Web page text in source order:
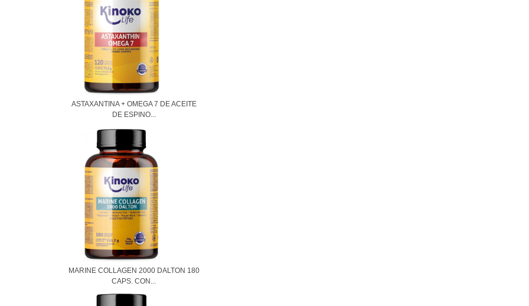
ASTAXANTINA + OMEGA 7 DE ACEITE
DE ESPINO...
MARINE COLLAGEN 2000 DALTON 180
CAPS. CON...